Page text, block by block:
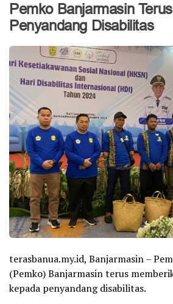
Pemko Banjarmasin
Penyandang Disabilitas
terasbanua.my.id, Banjarmasin –
(Pemko) Banjarmasin terus
kepada penyandang disabilitas.